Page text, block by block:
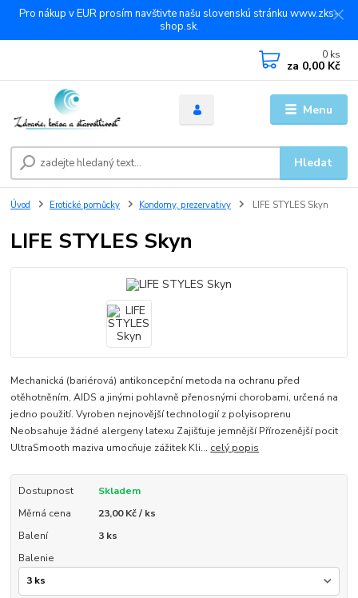
Pro nákup v EUR prosím navštivte našu slovenskú stránku www.zks-
shop.sk.
Menu
Hledat
0 ks
za 0,00 Kč
Úvod Erotické pomůcky Kondomy, prezervativy LIFE STYLES Skyn
LIFE STYLES Skyn
Mechanická (bariérová) antikoncepční metoda na ochranu před
otěhotněním, AIDS a jinými pohlavně přenosnými chorobami, určená na
jedno použití. Vyroben nejnovější technologií z polyisoprenu
Neobsahuje žádné alergeny latexu Zajišťuje jemnější Přírozenější pocit
UltraSmooth maziva umocňuje zážitek Kli... celý popis
Dostupnost
Skladem
Měrná cena
23,00 Kč / ks
Balení
3 ks
Balenie